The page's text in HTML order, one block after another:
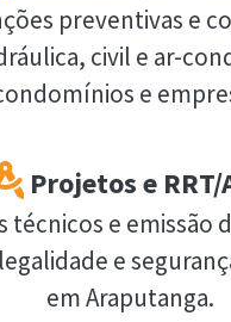
preventivas e
civil e ar-
e
Projetos e RRT/
técnicos e emissão
e
em Araputanga.